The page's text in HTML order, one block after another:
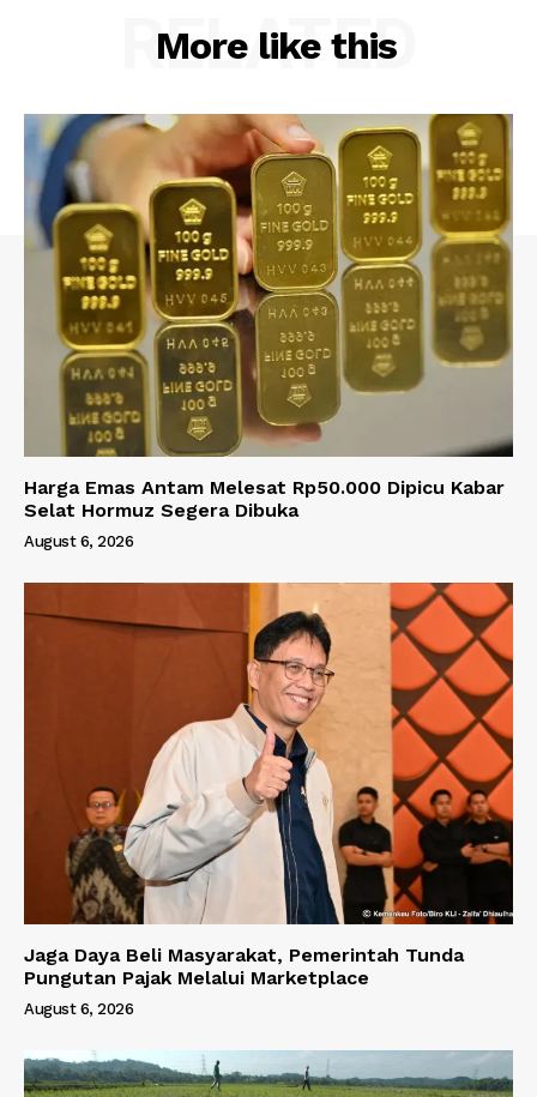
More like this
RELATED
Harga Emas Antam Melesat Rp50.000 Dipicu Kabar
Selat Hormuz Segera Dibuka
August 6, 2026
Jaga Daya Beli Masyarakat, Pemerintah Tunda
Pungutan Pajak Melalui Marketplace
August 6, 2026